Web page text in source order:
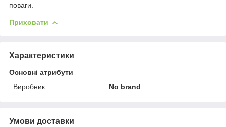
поваги.
Приховати
Характеристики
Основні атрибути
Виробник
No brand
Умови доставки